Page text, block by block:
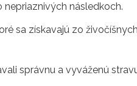
následkoch.
sa získavajú zo
správnu a vyváženú